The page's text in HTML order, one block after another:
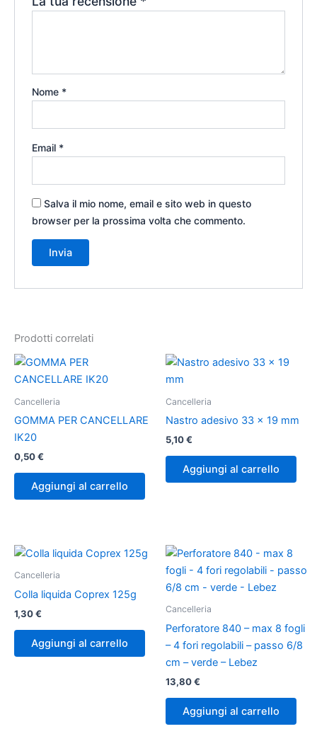
Nome *
Email *
Salva il mio nome, email e sito web in questo
browser per la prossima volta che commento.
Prodotti correlati
Cancelleria
GOMMA PER CANCELLARE
IK20
0,50€
Aggiungi al carrello
Cancelleria
Nastro adesivo 33 x 19 mm
5,10€
Aggiungi al carrello
Cancelleria
Colla liquida Coprex 125g
1,30€
Aggiungi al carrello
Cancelleria
Perforatore 840 – max 8 fogli
– 4 fori regolabili – passo 6/8
cm – verde – Lebez
13,80€
Aggiungi al carrello